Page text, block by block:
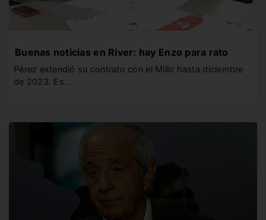
Buenas noticias en River: hay Enzo para rato
Pérez extendió su contrato con el Millo hasta diciembre
de 2023. Es…